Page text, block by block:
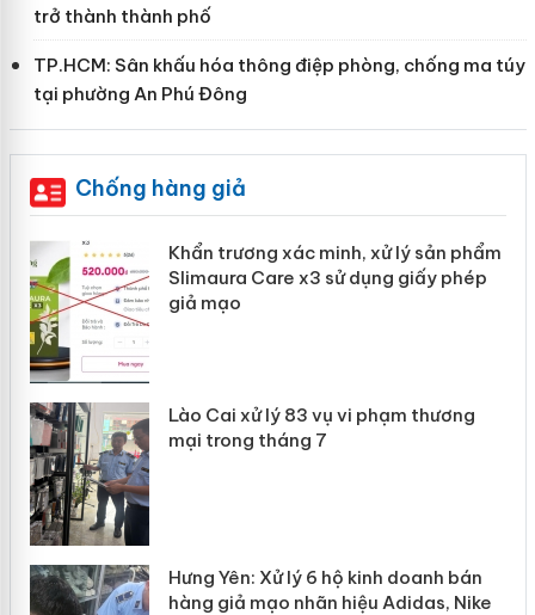
trở thành thành phố
TP.HCM: Sân khấu hóa thông điệp phòng, chống ma túy
tại phường An Phú Đông
Chống hàng giả
Khẩn trương xác minh, xử lý sản phẩm
Slimaura Care x3 sử dụng giấy phép
giả mạo
Lào Cai xử lý 83 vụ vi phạm thương
mại trong tháng 7
Hưng Yên: Xử lý 6 hộ kinh doanh bán
hàng giả mạo nhãn hiệu Adidas, Nike